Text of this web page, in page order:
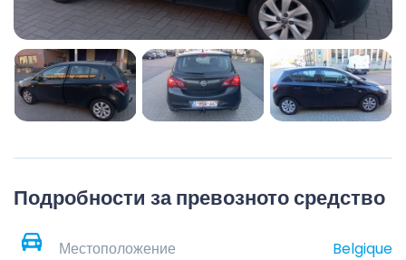
Подробности за превозното средство
Местоположение
Belgique